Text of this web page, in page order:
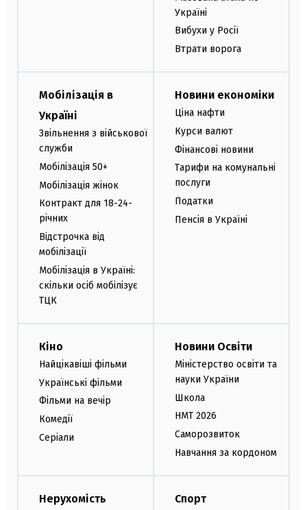
Україні
Вибухи у Росії
Втрати ворога
Мобілізація в
Україні
Звільнення з військової
служби
Мобілізація 50+
Мобілізація жінок
Контракт для 18-24-
річних
Відстрочка від
мобілізації
Мобілізація в Україні:
скільки осіб мобілізує
ТЦК
Новини економіки
Ціна нафти
Курси валют
Фінансові новини
Тарифи на комунальні
послуги
Податки
Пенсія в Україні
Кіно
Найцікавіші фільми
Українські фільми
Фільми на вечір
Комедії
Серіали
Новини Освіти
Міністерство освіти та
науки України
Школа
НМТ 2026
Саморозвиток
Навчання за кордоном
Нерухомість Спорт